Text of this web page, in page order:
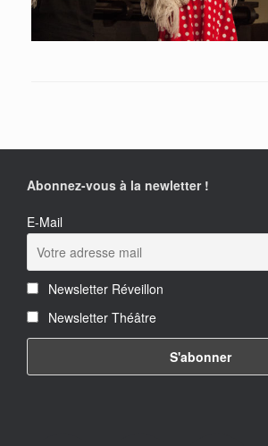
Abonnez-vous à la newletter !
E-Mail
Newsletter Réveillon
Newsletter Théâtre